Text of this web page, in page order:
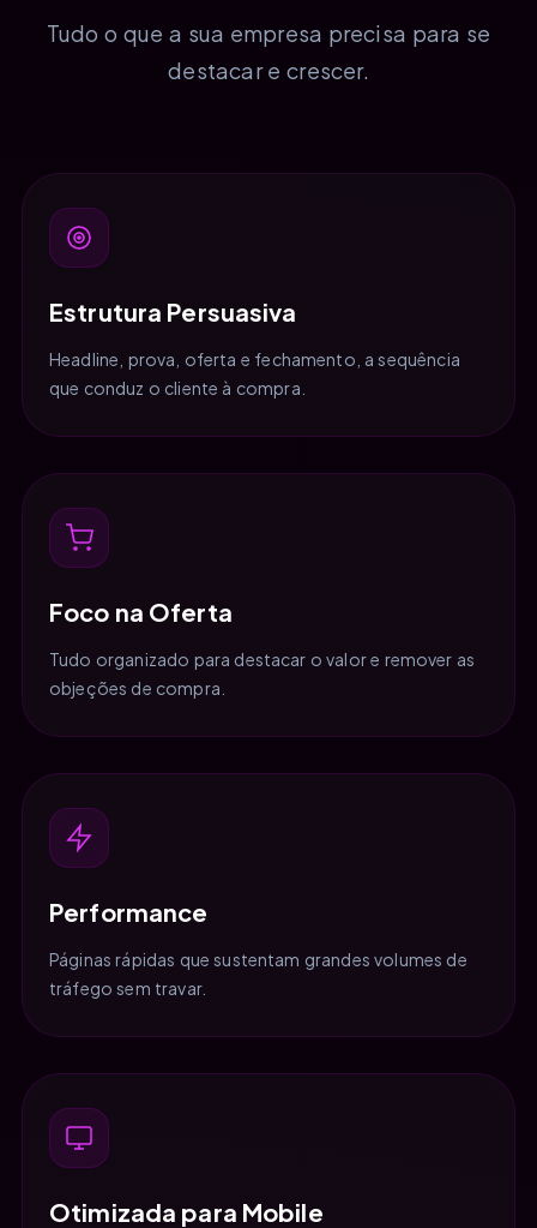
Tudo o que a sua empresa precisa para se
destacar e crescer.
Estrutura Persuasiva
Headline, prova, oferta e fechamento, a sequência
que conduz o cliente à compra.
Foco na Oferta
Tudo organizado para destacar o valor e remover as
objeções de compra.
Performance
Páginas rápidas que sustentam grandes volumes de
tráfego sem travar.
Otimizada para Mobile